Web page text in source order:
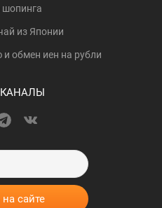
из Японии
обмен иен на рубли